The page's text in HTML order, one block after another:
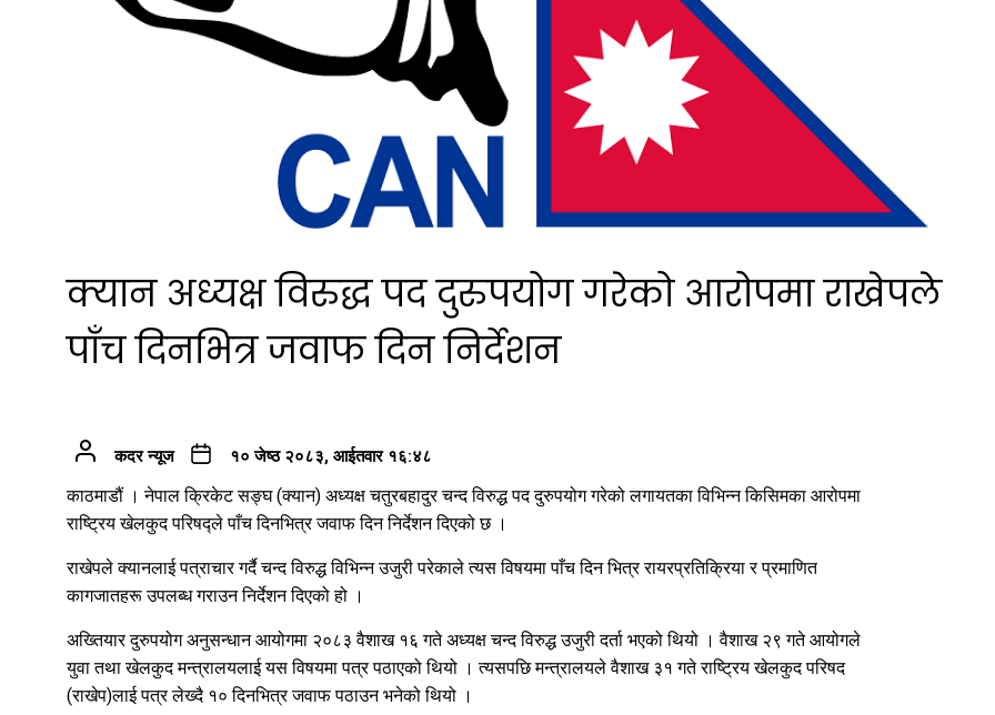
क्यान अध्यक्ष विरुद्ध पद दुरुपयोग गरेको आरोपमा राखेपले
पाँच दिनभित्र जवाफ दिन निर्देशन
कदर न्यूज १० जेष्ठ २०८३, आईतवार १६:४८
काठमाडौं । नेपाल क्रिकेट सङ्घ (क्यान) अध्यक्ष चतुरबहादुर चन्द विरुद्ध पद दुरुपयोग गरेको लगायतका विभिन्न किसिमका आरोपमा
राष्ट्रिय खेलकुद परिषद्ले पाँच दिनभित्र जवाफ दिन निर्देशन दिएको छ ।
राखेपले क्यानलाई पत्राचार गर्दै चन्द विरुद्ध विभिन्न उजुरी परेकाले त्यस विषयमा पाँच दिन भित्र रायरप्रतिक्रिया र प्रमाणित
कागजातहरू उपलब्ध गराउन निर्देशन दिएको हो ।
अख्तियार दुरुपयोग अनुसन्धान आयोगमा २०८३ वैशाख १६ गते अध्यक्ष चन्द विरुद्ध उजुरी दर्ता भएको थियो । वैशाख २९ गते आयोगले
युवा तथा खेलकुद मन्त्रालयलाई यस विषयमा पत्र पठाएको थियो । त्यसपछि मन्त्रालयले वैशाख ३१ गते राष्ट्रिय खेलकुद परिषद
(राखेप)लाई पत्र लेख्दै १० दिनभित्र जवाफ पठाउन भनेको थियो ।